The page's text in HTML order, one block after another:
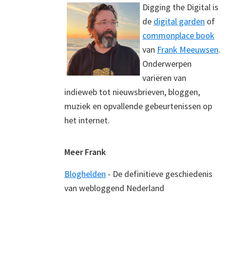
Digging the Digital is
de digital garden of
commonplace book
van Frank Meeuwsen.
Onderwerpen
variëren van
indieweb tot nieuwsbrieven, bloggen,
muziek en opvallende gebeurtenissen op
het internet.
Meer Frank
Bloghelden - De definitieve geschiedenis
van webloggend Nederland